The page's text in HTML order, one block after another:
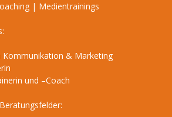
| Medientrainings
Kommunikation & Marketing
und –Coach